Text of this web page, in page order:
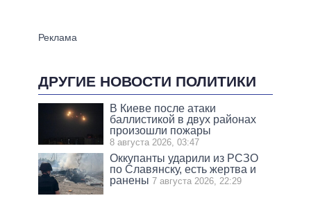
ДРУГИЕ НОВОСТИ ПОЛИТИКИ
В Киеве после атаки
баллистикой в двух районах
произошли пожары
8 августа 2026, 03:47
Оккупанты ударили из РСЗО
по Славянску, есть жертва и
ранены 7 августа 2026, 22:29